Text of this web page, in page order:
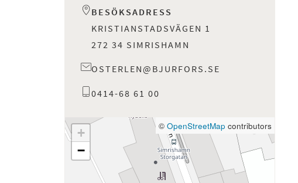
BESÖKSADRESS
KRISTIANSTADSVÄGEN 1
272 34 SIMRISHAMN
OSTERLEN@BJURFORS.SE
0414-68 61 00
+
−
© OpenStreetMap contributors